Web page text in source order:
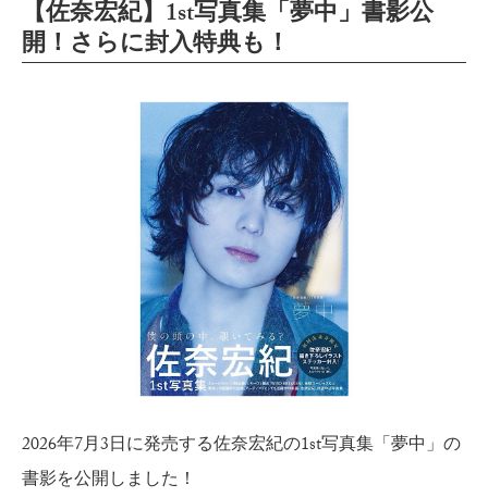
【佐奈宏紀】1st写真集「夢中」書影公
開！さらに封入特典も！
2026年7月3日に発売する佐奈宏紀の1st写真集「夢中」の
書影を公開しました！